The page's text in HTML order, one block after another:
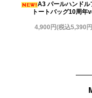
A3 パールハンドル
トートバッグ10周年
4,900円(税込5,390